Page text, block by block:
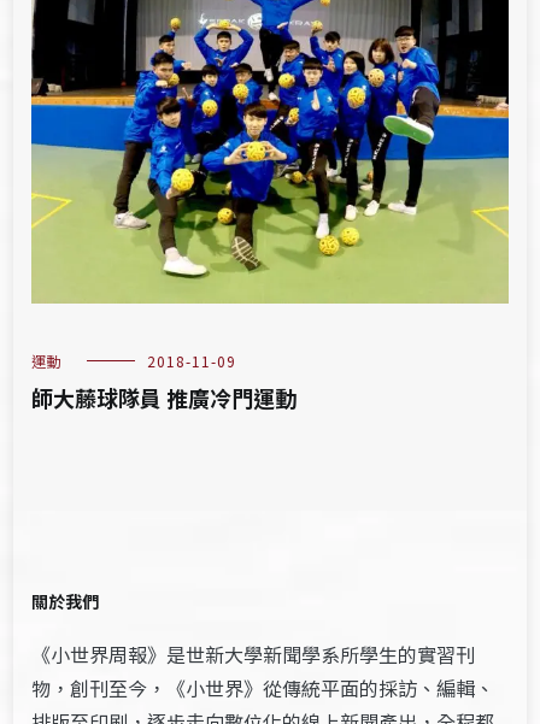
運動 2018-11-09
師大藤球隊員 推廣冷門運動
關於我們
《小世界周報》是世新大學新聞學系所學生的實習刊
物，創刊至今，《小世界》從傳統平面的採訪、編輯、